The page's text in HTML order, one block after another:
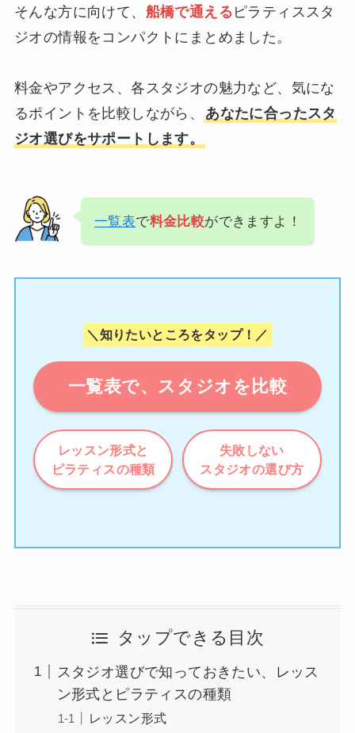
そんな方に向けて、 船橋で通える ピラティススタ
ジオの情報をコンパクトにまとめました。
料金やアクセス、各スタジオの魅力など、気にな
るポイントを比較しながら、
あなたに合ったスタ
ジオ選びをサポートします。
一覧表で料金比較ができますよ！
＼知りたいところをタップ！／
一覧表で、スタジオを比較
レッスン形式と
ピラティスの種類
失敗しない
スタジオの選び方
タップできる目次
スタジオ選びで知っておきたい、レッス
ン形式とピラティスの種類
レッスン形式